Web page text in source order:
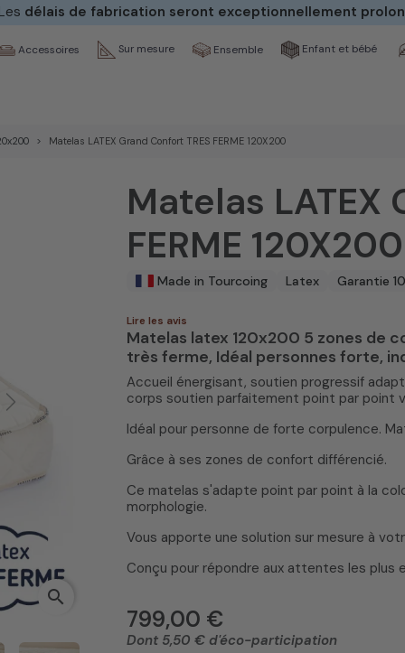
délais de fabrication seront exceptionnellement
Accessoires Sur mesure Ensemble Enfant et bébé
Matelas LATEX Grand Confort TRES FERME 120X200
Next
search
Matelas LATEX
FERME 120X200
Made in Tourcoing Latex Garantie
Lire les avis
Matelas latex 120x200 5 zones de
très ferme, Idéal personnes forte,
Accueil énergisant, soutien progressif
corps soutien parfaitement point par point
Idéal pour personne de forte corpulence.
Grâce à ses zones de confort différencié.
Ce matelas s'adapte point par point à la
morphologie.
Vous apporte une solution sur mesure à
Conçu pour répondre aux attentes les plus
799,00 €
Dont 5,50 € d'éco-participation